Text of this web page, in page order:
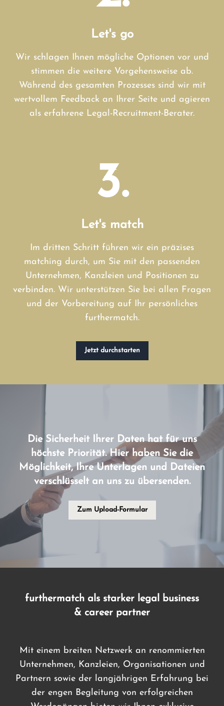
Let's go
Wir schlagen Ihnen mögliche Optionen vor und
stimmen die weitere Vorgehensweise ab.
Während des gesamten Prozesses sind wir mit
wertvollem Feedback an Ihrer Seite und agieren
als erfahrene Legal-Recruitment-Berater.
3.
Let's match
Im dritten Schritt führen wir ein präzises
matching durch, um Sie mit den passenden
Unternehmen, Kanzleien und Positionen zu
verbinden. Wir unterstützen Sie bei allen Fragen
und der Vorbereitung auf Ihr persönliches
furthermatch.
Jetzt durchstarten
Die Sicherheit Ihrer Daten hat für uns
höchste Priorität. Hier haben Sie die
Möglichkeit, Ihre Unterlagen und Dateien
verschlüsselt an uns zu übersenden.
Zum Upload-Formular
furthermatch als starker legal business
& career partner
Mit einem breiten Netzwerk an renommierten
Unternehmen, Kanzleien, Organisationen und
Partnern sowie der langjährigen Erfahrung bei
der engen Begleitung von erfolgreichen